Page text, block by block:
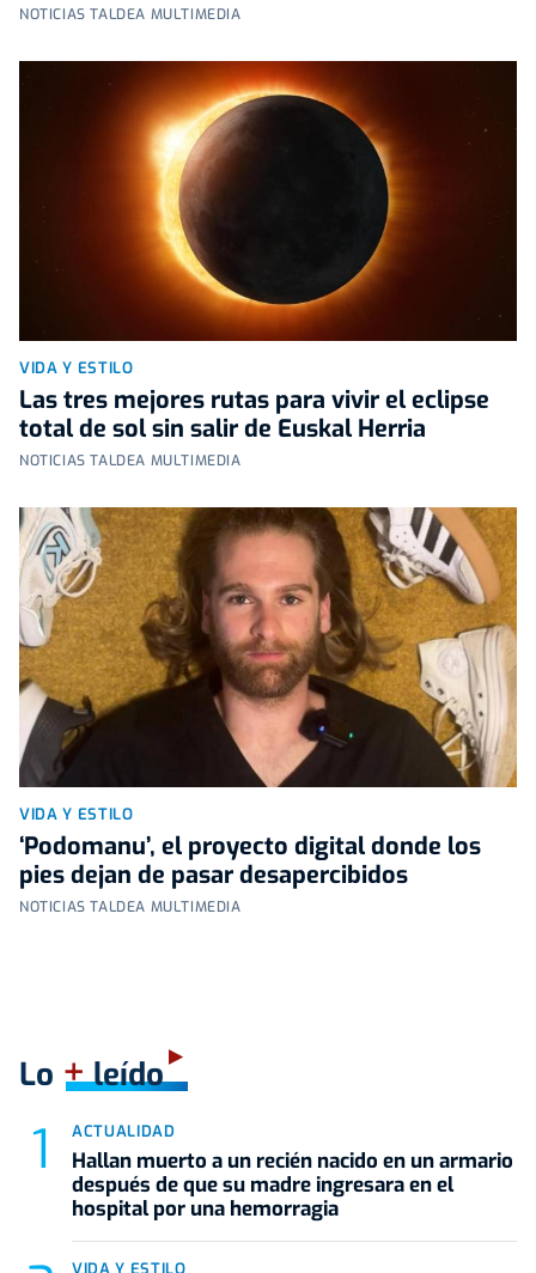
NOTICIAS TALDEA MULTIMEDIA
VIDA Y ESTILO
Las tres mejores rutas para vivir el eclipse
total de sol sin salir de Euskal Herria
NOTICIAS TALDEA MULTIMEDIA
VIDA Y ESTILO
‘Podomanu’, el proyecto digital donde los
pies dejan de pasar desapercibidos
NOTICIAS TALDEA MULTIMEDIA
Lo +leído
ACTUALIDAD
Hallan muerto a un recién nacido en un armario
después de que su madre ingresara en el
hospital por una hemorragia
VIDA Y ESTILO